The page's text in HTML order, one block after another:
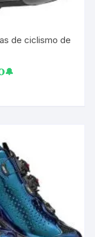
de ciclismo de